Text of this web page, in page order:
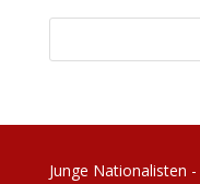
Junge Nationalisten